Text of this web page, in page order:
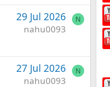
29 Jul 2026
nahu0093
N
27 Jul 2026
nahu0093
N